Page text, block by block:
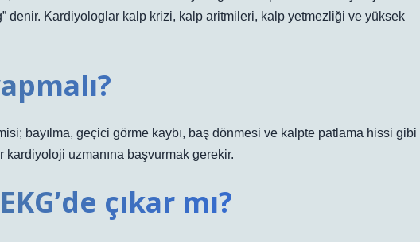
denir. Kardiyologlar kalp krizi, kalp aritmileri, kalp yetmezliği ve yüksek
bayılma, geçici görme kaybı, baş dönmesi ve kalpte patlama hissi gibi
kardiyoloji uzmanına başvurmak gerekir.
çıkar mı?